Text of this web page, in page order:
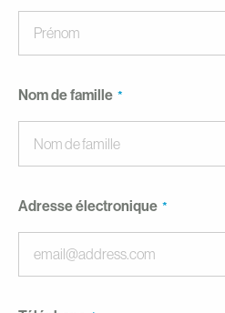
Nom de famille
Adresse électronique